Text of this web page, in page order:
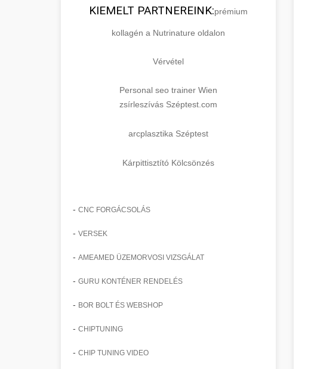
KIEMELT PARTNEREINK:prémium
kollagén a Nutrinature oldalon
Vérvétel
Personal seo trainer Wien
zsírleszívás Széptest.com
arcplasztika Széptest
Kárpittisztító Kölcsönzés
- CNC FORGÁCSOLÁS
- VERSEK
- AMEAMED ÜZEMORVOSI VIZSGÁLAT
- GURU KONTÉNER RENDELÉS
- BOR BOLT ÉS WEBSHOP
- CHIPTUNING
- CHIP TUNING VIDEO